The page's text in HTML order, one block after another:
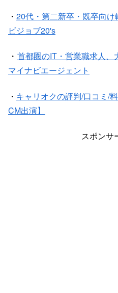
・ 20代・第二新卒・既卒向
ビジョブ20's
・ 首都圏のIT・営業職求人、
マイナビエージェント
・ キャリオクの評判/口コミ/
CM出演】
スポンサ